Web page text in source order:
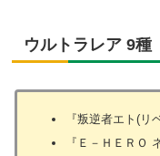
ウルトラレア 9種
『叛逆者エト(リ
『Ｅ－ＨＥＲＯ